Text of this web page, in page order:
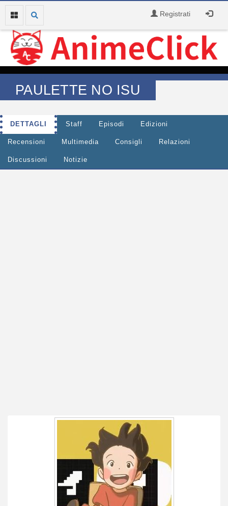
Registrati
PAULETTE NO ISU
DETTAGLI Staff Episodi Edizioni
Recensioni Multimedia Consigli Relazioni
Discussioni Notizie